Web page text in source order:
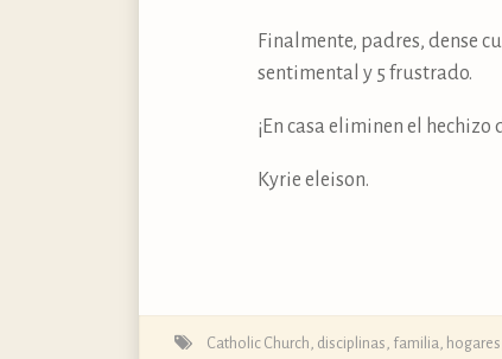
Finalmente, padres, dense
sentimental y 5 frustrado.
¡En casa eliminen el
Kyrie eleison.
Catholic Church disciplinas familia hogares